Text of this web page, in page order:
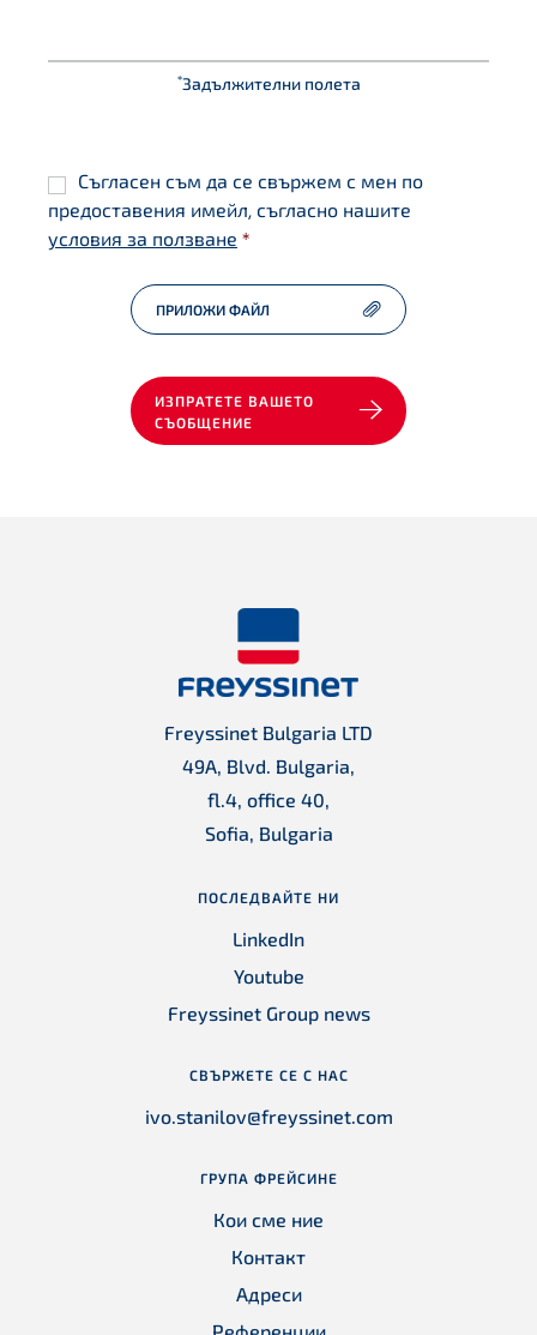
*Задължителни полета
Съгласие *
Съгласен съм да се свържем с мен по
предоставения имейл, съгласно нашите
условия за ползване *
ПРИЛОЖИ ФАЙЛ
ИЗПРАТЕТЕ ВАШЕТО
СЪОБЩЕНИЕ
Freyssinet Bulgaria LTD
49A, Blvd. Bulgaria,
fl.4, office 40,
Sofia, Bulgaria
ПОСЛЕДВАЙТЕ НИ
LinkedIn
Youtube
Freyssinet Group news
СВЪРЖЕТЕ СЕ С НАС
ivo.stanilov@freyssinet.com
ГРУПА ФРЕЙСИНЕ
Кои сме ние
Контакт
Адреси